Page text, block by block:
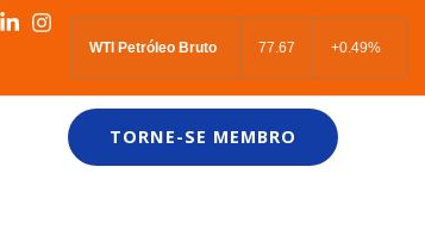
WTI Petróleo Bruto 77.67 +0.49%
TORNE-SE MEMBRO